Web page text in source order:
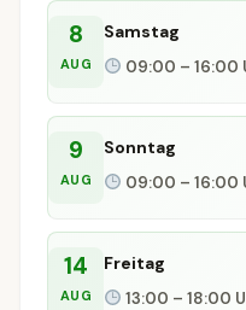
8
AUG
Samstag
09:00 – 16:00
9
AUG
Sonntag
09:00 – 16:00
14
AUG
Freitag
13:00 – 18:00